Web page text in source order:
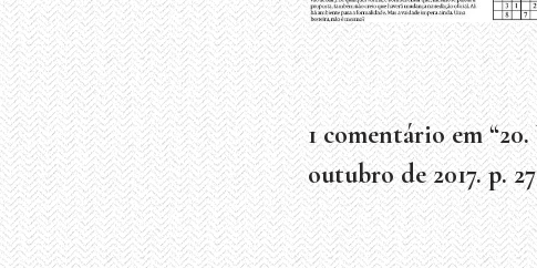
1 comentário em
outubro de 2017. p.